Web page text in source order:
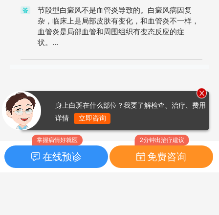
答
节段型白癜风不是血管炎导致的。白癜风病因复
杂，临床上是局部皮肤有变化，和血管炎不一样，
血管炎是局部血管和周围组织有变态反应的症
状。...
掌握病情好就医
在线预诊
2分钟出治疗建议
免费咨询
身上白斑在什么部位？我要了解检查、治疗、费用
详情
立即咨询